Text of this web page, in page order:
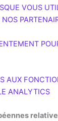
VOUS
AUX
ANALYTICS